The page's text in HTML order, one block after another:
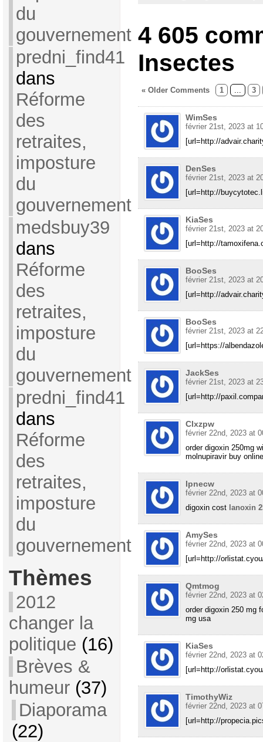
du
gouvernement
predni_find41
dans
Réforme
des
retraites,
imposture
du
gouvernement
medsbuy39
dans
Réforme
des
retraites,
imposture
du
gouvernement
predni_find41
dans
Réforme
des
retraites,
imposture
du
gouvernement
Thèmes
2012
changer la
politique (16)
Brèves &
humeur(37)
Diaporama
(22)
4 605
Insectes
« Older Comments 1 3
WimSes
février 21st, 2023 at
[url=http://
DenSes
février 21st, 2023 at
[url=http://
KiaSes
février 21st, 2023 at
[url=http://
BooSes
février 21st, 2023 at
[url=http://
BooSes
février 21st, 2023 at
[url=https://
JackSes
février 21st, 2023 at
[url=http://
Clxzpw
février 22nd, 2023 at
order digoxin 250mg
molnupiravir buy online
Ipnecw
février 22nd, 2023 at
digoxin cost lanoxin
AmySes
février 22nd, 2023 at
[url=http://
Qmtmog
février 22nd, 2023 at
order digoxin 250 mg
mg usa
KiaSes
février 22nd, 2023 at
[url=http://
TimothyWiz
février 22nd, 2023 at
[url=http://